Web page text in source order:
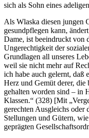
sich als Sohn eines
Als Wlaska diesen jungen
gesundpflegen kann,
Dame, ist beeindruckt von
Ungerechtigkeit der
Grundlagen all unseres
weil sie nicht mehr auf
ich habe auch gelernt, daß
Herz und Gemüt derer,
gehalten worden sind – in
Klassen.“ (328) [Mit
gerechten Ausgleichs oder
Stellungen und Gütern,
geprägten